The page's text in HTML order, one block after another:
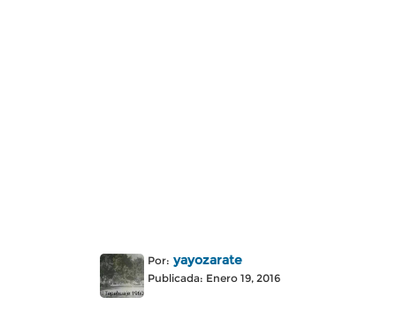
Por: yayozarate
Publicada: Enero 19, 2016